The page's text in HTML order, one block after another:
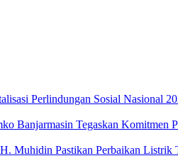
Perlindungan Sosial Nasional
Banjarmasin Tegaskan Komitmen
Muhidin Pastikan Perbaikan Listrik